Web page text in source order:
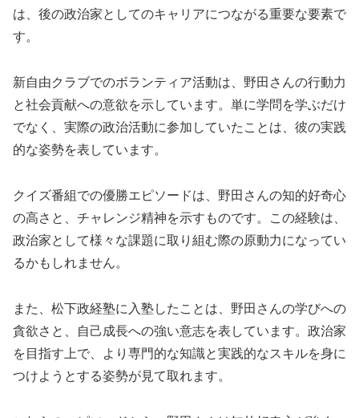
は、後の政治家としてのキャリアにつながる重要な要素で
す。
新自由クラブでのボランティア活動は、野田さんの行動力
と社会貢献への意欲を示しています。単に学問を学ぶだけ
でなく、実際の政治活動に参加していたことは、彼の実践
的な姿勢を表しています。
クイズ番組での優勝エピソードは、野田さんの知的好奇心
の高さと、チャレンジ精神を示すものです。この経験は、
政治家として様々な課題に取り組む際の原動力になってい
るかもしれません。
また、松下政経塾に入塾したことは、野田さんの学びへの
貪欲さと、自己成長への強い意志を表しています。政治家
を目指す上で、より専門的な知識と実践的なスキルを身に
つけようとする姿勢が見て取れます。